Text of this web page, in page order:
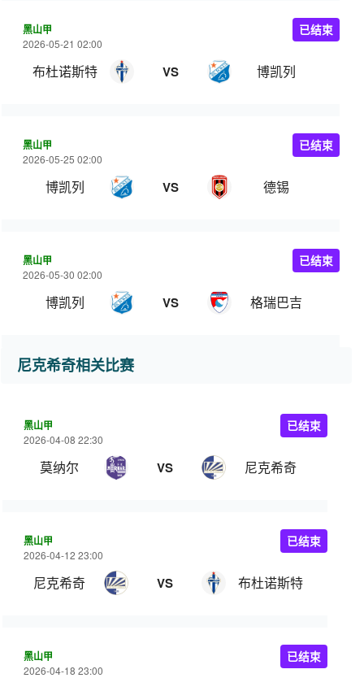
黑山甲
2026-05-21 02:00
布杜诺斯特 VS 博凯列
已结束
黑山甲
2026-05-25 02:00
博凯列 VS 德锡
已结束
黑山甲
2026-05-30 02:00
博凯列 VS 格瑞巴吉
已结束
尼克希奇相关比赛
黑山甲
2026-04-08 22:30
莫纳尔 VS 尼克希奇
已结束
黑山甲
2026-04-12 23:00
尼克希奇 VS 布杜诺斯特
已结束
黑山甲
2026-04-18 23:00
已结束